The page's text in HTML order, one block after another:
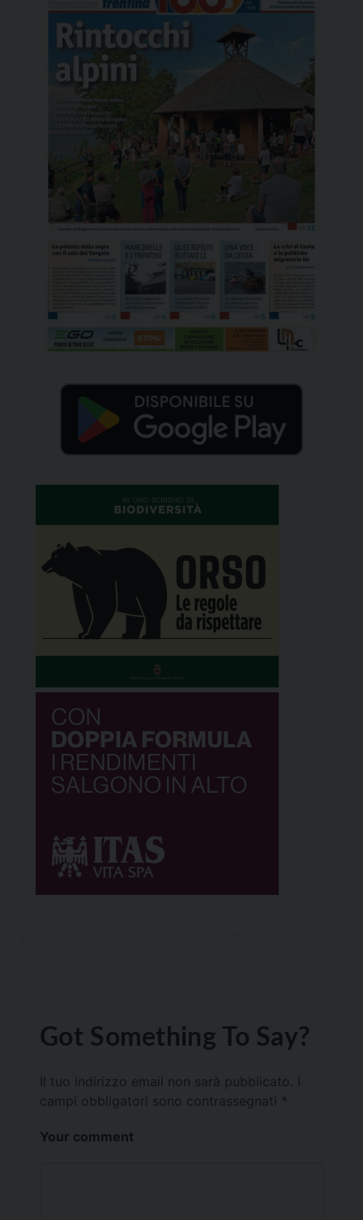
Got Something To Say?
Il tuo indirizzo email non sarà pubblicato.
campi obbligatori sono contrassegnati *
Your comment